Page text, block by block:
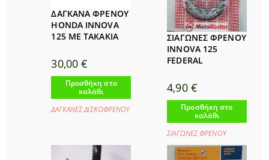
ΔΑΓΚΑΝΑ ΦΡΕΝΟΥ
HONDA INNOVA
125 ΜΕ ΤΑΚΑΚΙΑ
30,00€
Προσθήκη στο
καλάθι
ΔΑΓΚΑΝΕΣ ΔΙΣΚΟΦΡΕΝΟΥ
ΣΙΑΓΩΝΕΣ ΦΡΕΝΟΥ
INNOVA 125
FEDERAL
4,90 €
Προσθήκη στο
καλάθι
ΣΙΑΓΩΝΕΣ ΦΡΕΝΟΥ